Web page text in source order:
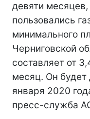
девяти
пользовались
минимального
Черниговской
составляет от
месяц. Он будет
января 2020
пресс-служба